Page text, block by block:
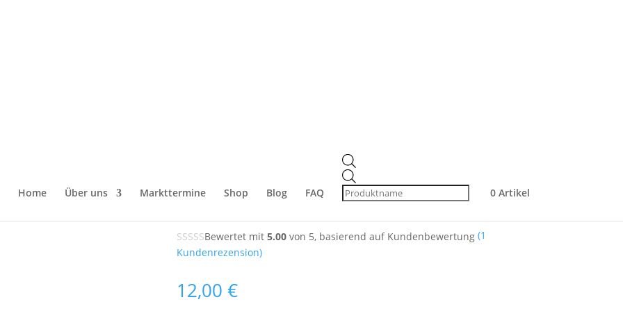
Home Über uns Markttermine Shop Blog FAQ
search
0 Artikel
– flexibel, staubbindend & kratzfrei
Heizkörperbürste mit Ziegenhaar –
flexibel, staubbindend & kratzfrei
Bewertet mit 5.00von 5, basierend auf Kundenbewertung (1
Kundenrezension)
12,00 €